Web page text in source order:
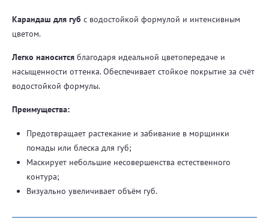
Карандаш для губ с водостойкой формулой и интенсивным
цветом.
Легко наносится благодаря идеальной цветопередаче и
насыщенности оттенка. Обеспечивает стойкое покрытие за счёт
водостойкой формулы.
Преимущества:
Предотвращает растекание и забивание в морщинки
помады или блеска для губ;
Маскирует небольшие несовершенства естественного
контура;
Визуально увеличивает объём губ.